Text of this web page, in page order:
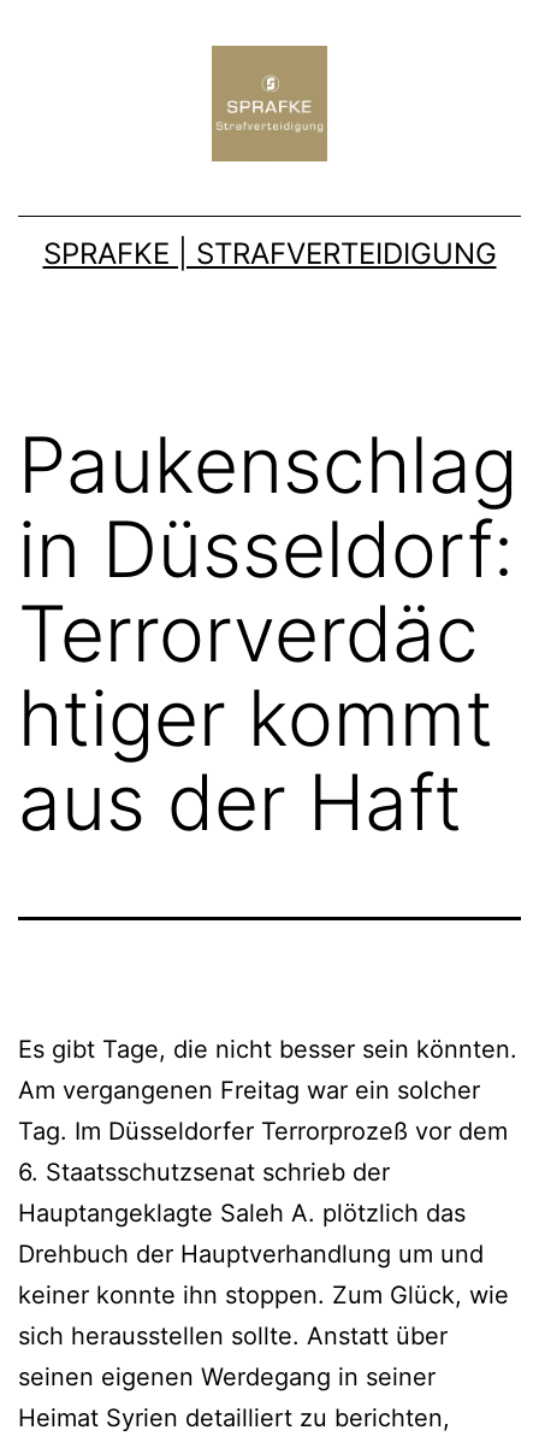
SPRAFKE | STRAFVERTEIDIGUNG
Paukenschlag
in Düsseldorf:
Terrorverdäc
htiger kommt
aus der Haft
Es gibt Tage, die nicht besser sein könnten.
Am vergangenen Freitag war ein solcher
Tag. Im Düsseldorfer Terrorprozeß vor dem
6. Staatsschutzsenat schrieb der
Hauptangeklagte Saleh A. plötzlich das
Drehbuch der Hauptverhandlung um und
keiner konnte ihn stoppen. Zum Glück, wie
sich herausstellen sollte. Anstatt über
seinen eigenen Werdegang in seiner
Heimat Syrien detailliert zu berichten,